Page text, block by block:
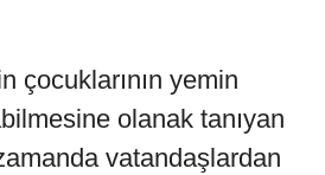
çocuklarının yemin
olanak tanıyan
vatandaşlardan